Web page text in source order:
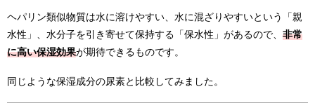
ヘパリン類似物質は水に溶けやすい、水に混ざりやすいという「親
水性」、水分子を引き寄せて保持する「保水性」があるので、 非常
に高い保湿効果が期待できるものです。
同じような保湿成分の尿素と比較してみました。